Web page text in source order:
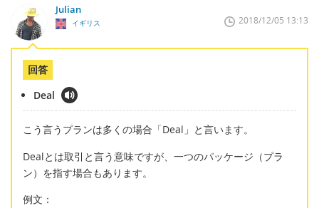
Julian
イギリス 2018/12/05 13:13
回答
Deal
こう言うプランは多くの場合「Deal」と言います。
Dealとは取引と言う意味ですが、一つのパッケージ（プラ
ン）を指す場合もあります。
例文：